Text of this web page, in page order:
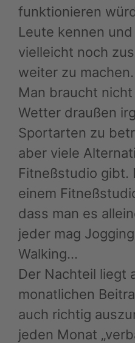
funktionieren
Leute kennen
vielleicht noch
weiter zu machen.
Man braucht
Wetter draußen
Sportarten zu
aber viele
Fitneßstudio gibt.
einem
dass man es
jeder mag
Walking…
Der Nachteil liegt
monatlichen
auch richtig
jeden Monat